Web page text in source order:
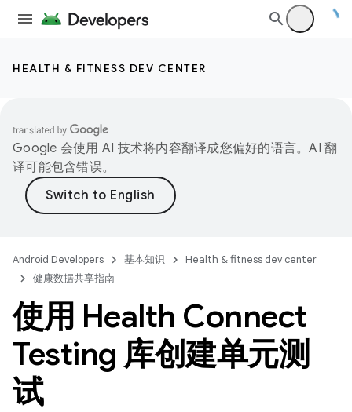
HEALTH & FITNESS DEV CENTER
Google 会使用 AI 技术将内容翻译成您偏好的语言。AI 翻
译可能包含错误。
Android Developers 基本知识
Health & fitness dev center
健康数据共享指南
使用 Health Connect
Testing 库创建单元测
试